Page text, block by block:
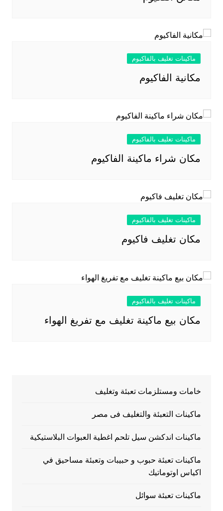
ماكينات تغليف بالفاكيوم
مكانية الفاكيوم
ماكينات تغليف بالفاكيوم
مكان شراء ماكينة الفاكيوم
ماكينات تغليف بالفاكيوم
مكان تغليف فاكيوم
ماكينات تغليف بالفاكيوم
مكان بيع ماكينة تغليف مع تفريغ الهواء
خامات ومستلزمات تعبئة وتغليف
ماكينات التعبئة والتغليف فى مصر
ماكينات اندكشن سيل تلحم اغطية العبوات البلاستيكية
ماكينات تعبئة حبوب و حبيبات وتعبئة مساحيق في
اكياس اوتوماتيك
ماكينات تعبئة سوائل